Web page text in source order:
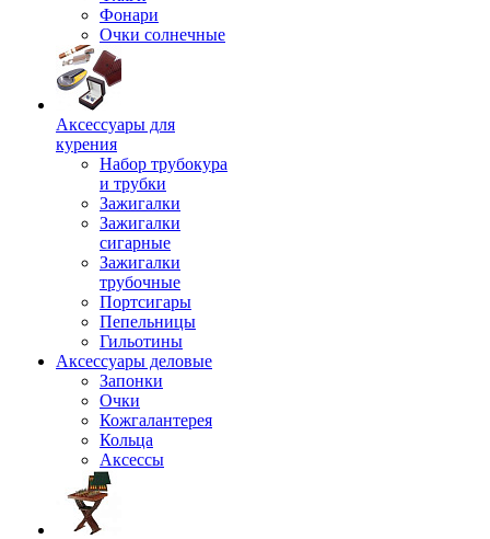
Фонари
Очки солнечные
Аксессуары для
курения
Набор трубокура
и трубки
Зажигалки
Зажигалки
сигарные
Зажигалки
трубочные
Портсигары
Пепельницы
Гильотины
Аксессуары деловые
Запонки
Очки
Кожгалантерея
Кольца
Аксессы